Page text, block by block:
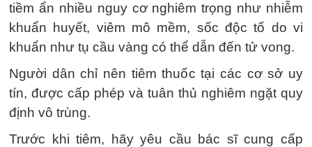
tiềm ẩn nhiều nguy cơ nghiêm trọng như nhiễm
khuẩn huyết, viêm mô mềm, sốc độc tố do vi
khuẩn như tụ cầu vàng có thể dẫn đến tử vong.
Người dân chỉ nên tiêm thuốc tại các cơ sở uy
tín, được cấp phép và tuân thủ nghiêm ngặt quy
định vô trùng.
Trước khi tiêm, hãy yêu cầu bác sĩ cung cấp